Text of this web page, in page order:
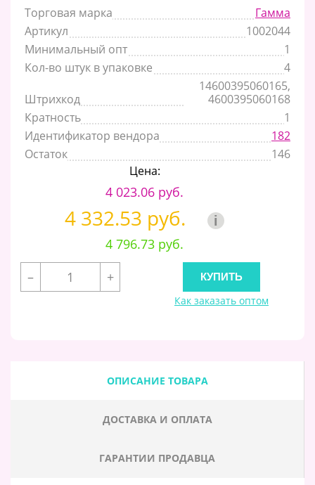
Торговая марка
Гамма
Артикул
1002044
Минимальный опт
1
Кол-во штук в упаковке
4
Штрихкод
14600395060165,
4600395060168
Кратность
1
Идентификатор вендора
182
Остаток
146
Цена:
4 023.06 руб.
4 332.53 руб. i
4 796.73 руб.
–
+
Как заказать оптом
ОПИСАНИЕ ТОВАРА
ДОСТАВКА И ОПЛАТА
ГАРАНТИИ ПРОДАВЦА